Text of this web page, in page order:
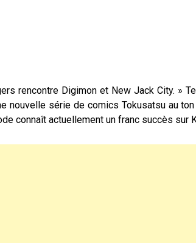
rencontre Digimon et New Jack City. »
nouvelle série de comics Tokusatsu au
connaît actuellement un franc succès sur